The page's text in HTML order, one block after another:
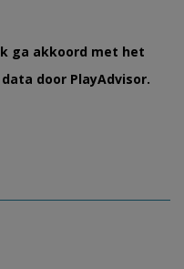
ga akkoord met het
door PlayAdvisor.